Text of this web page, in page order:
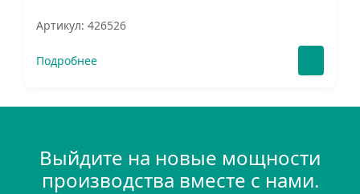
Артикул: 426526
Подробнее
Выйдите на новые мощности
производства вместе с нами.